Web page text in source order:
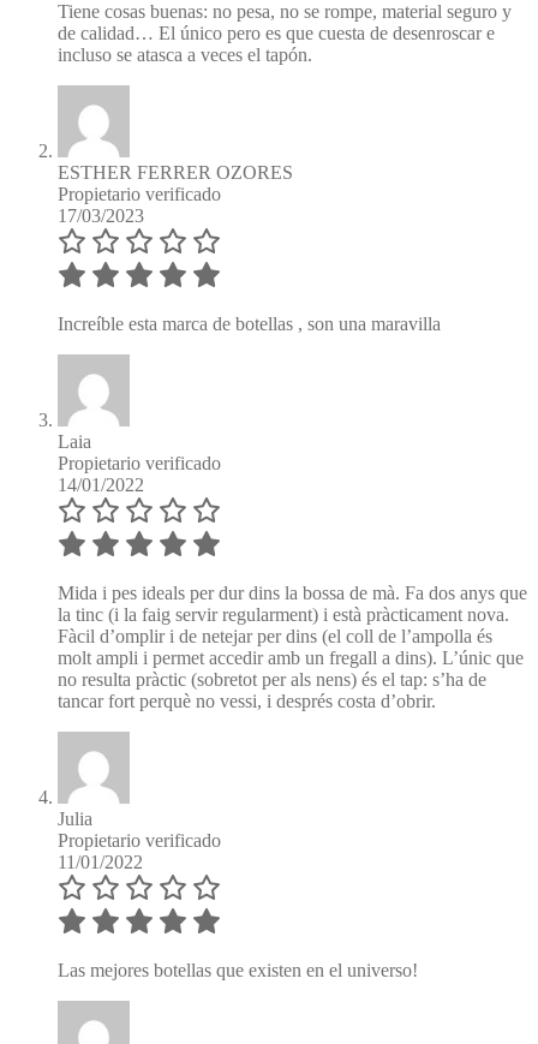
Tiene cosas buenas: no pesa, no se rompe, material seguro y
de calidad… El único pero es que cuesta de desenroscar e
incluso se atasca a veces el tapón.
ESTHER FERRER OZORES
Propietario verificado
17/03/2023
Increíble esta marca de botellas , son una maravilla
Laia
Propietario verificado
14/01/2022
Mida i pes ideals per dur dins la bossa de mà. Fa dos anys que
la tinc (i la faig servir regularment) i està pràcticament nova.
Fàcil d’omplir i de netejar per dins (el coll de l’ampolla és
molt ampli i permet accedir amb un fregall a dins). L’únic que
no resulta pràctic (sobretot per als nens) és el tap: s’ha de
tancar fort perquè no vessi, i després costa d’obrir.
Julia
Propietario verificado
11/01/2022
Las mejores botellas que existen en el universo!